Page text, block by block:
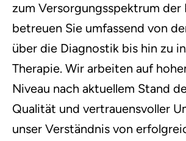
zum Versorgungsspektrum der
betreuen Sie umfassend von
über die Diagnostik bis hin zu
Therapie. Wir arbeiten auf
Niveau nach aktuellem Stand
Qualität und vertrauensvoller
unser Verständnis von